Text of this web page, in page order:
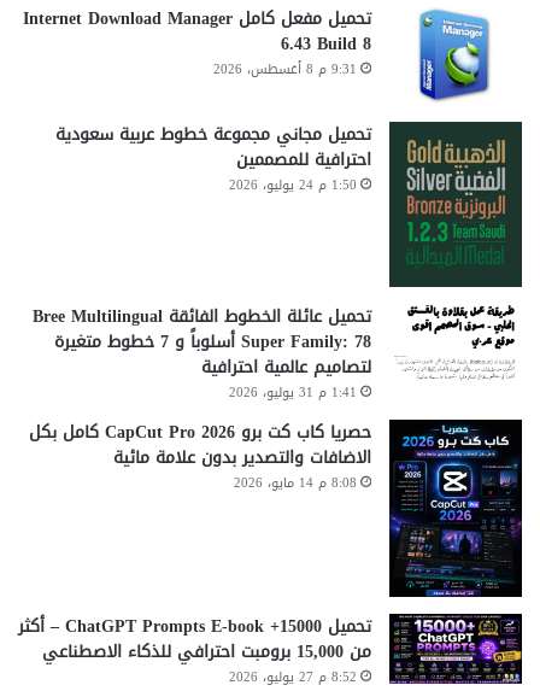
تحميل مفعل كامل Internet Download Manager
6.43 Build 8
9:31 م 8 أغسطس، 2026
تحميل مجاني مجموعة خطوط عربية سعودية
احترافية للمصممين
1:50 م 24 يوليو، 2026
تحميل عائلة الخطوط الفائقة Bree Multilingual
Super Family: 78 أسلوباً و 7 خطوط متغيرة
لتصاميم عالمية احترافية
1:41 م 31 يوليو، 2026
حصريا كاب كت برو CapCut Pro 2026 كامل بكل
الاضافات والتصدير بدون علامة مائية
8:08 م 14 مايو، 2026
تحميل 15000+ ChatGPT Prompts E-book – أكثر
من 15,000 برومبت احترافي للذكاء الاصطناعي
8:52 م 27 يوليو، 2026